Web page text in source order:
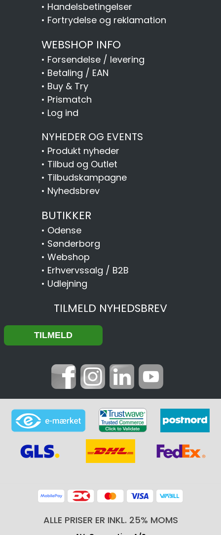
• Handelsbetingelser
• Fortrydelse og reklamation
WEBSHOP INFO
• Forsendelse / levering
• Betaling / EAN
• Buy & Try
• Prismatch
• Log ind
NYHEDER OG EVENTS
• Produkt nyheder
• Tilbud og Outlet
• Tilbudskampagne
• Nyhedsbrev
BUTIKKER
• Odense
• Sønderborg
• Webshop
• Erhvervssalg / B2B
• Udlejning
TILMELD NYHEDSBREV
ALLE PRISER ER INKL. 25% MOMS